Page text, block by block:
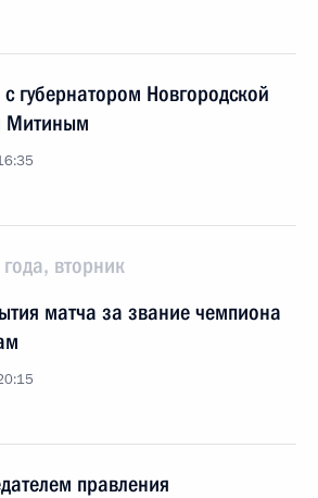
губернатором Новгородской
Митиным
вторник
матча за звание чемпиона
правления